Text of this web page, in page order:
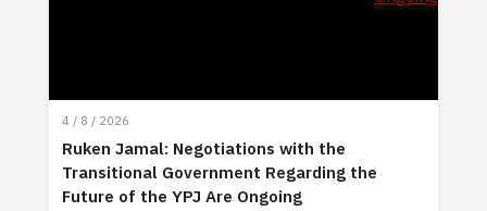
4 / 8 / 2026
Ruken Jamal: Negotiations with the
Transitional Government Regarding the
Future of the YPJ Are Ongoing